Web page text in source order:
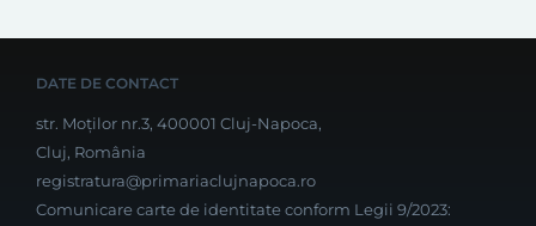
DATE DE CONTACT
str. Moților nr.3, 400001 Cluj-Napoca,
Cluj, România
registratura@primariaclujnapoca.ro
Comunicare carte de identitate conform Legii 9/2023: